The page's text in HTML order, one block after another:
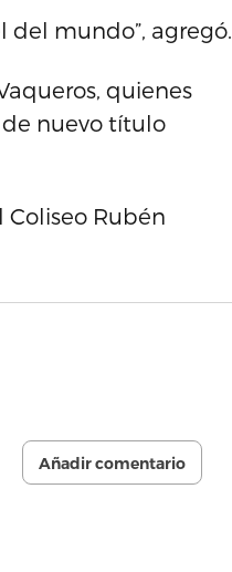
del mundo”, agregó.
quienes
de nuevo título
Coliseo Rubén
Añadir comentario